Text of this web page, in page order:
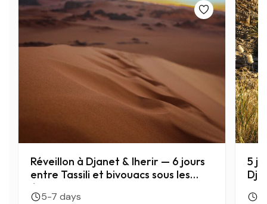
• Crème solaire indice élevé.
• Crème hydratante pour le visage et les mains.
• Baume à lèvres.
• Lunettes de soleil anti-UV.
• Gourde (hydratation essentielle).
• Cache-nez ou masque en cas de tempête de sable.
Réveillon à Djanet & Iherir — 6 jours
entre Tassili et bivouacs sous les
étoiles
5-7 days
5